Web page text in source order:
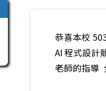
恭喜本校
AI 程式設計
老師的指導